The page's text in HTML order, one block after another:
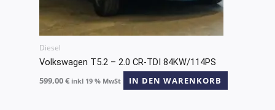
Diesel
Volkswagen T5.2 – 2.0 CR-TDI 84KW/114PS
599,00€ inkl 19 % MwSt IN DEN WARENKORB